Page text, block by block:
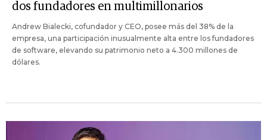
dos fundadores en multimillonarios
Andrew Bialecki, cofundador y CEO, posee más del 38% de la
empresa, una participación inusualmente alta entre los fundadores
de software, elevando su patrimonio neto a 4.300 millones de
dólares.